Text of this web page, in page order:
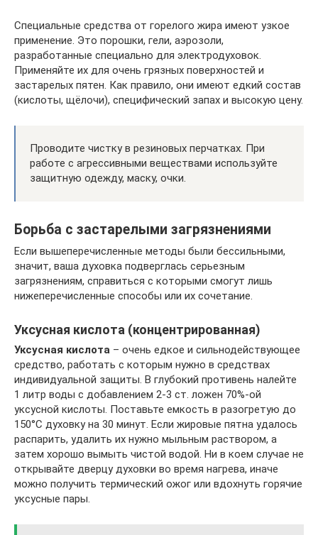
Специальные средства от горелого жира имеют узкое
применение. Это порошки, гели, аэрозоли,
разработанные специально для электродуховок.
Применяйте их для очень грязных поверхностей и
застарелых пятен. Как правило, они имеют едкий состав
(кислоты, щёлочи), специфический запах и высокую цену.
Проводите чистку в резиновых перчатках. При
работе с агрессивными веществами используйте
защитную одежду, маску, очки.
Борьба с застарелыми загрязнениями
Если вышеперечисленные методы были бессильными,
значит, ваша духовка подверглась серьезным
загрязнениям, справиться с которыми смогут лишь
нижеперечисленные способы или их сочетание.
Уксусная кислота (концентрированная)
Уксусная кислота – очень едкое и сильнодействующее
средство, работать с которым нужно в средствах
индивидуальной защиты. В глубокий противень налейте
1 литр воды с добавлением 2-3 ст. ложен 70%-ой
уксусной кислоты. Поставьте емкость в разогретую до
150°С духовку на 30 минут. Если жировые пятна удалось
распарить, удалить их нужно мыльным раствором, а
затем хорошо вымыть чистой водой. Ни в коем случае не
открывайте дверцу духовки во время нагрева, иначе
можно получить термический ожог или вдохнуть горячие
уксусные пары.